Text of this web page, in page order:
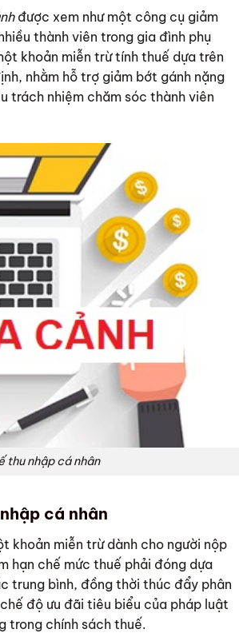
được xem như một công cụ giảm
thành viên trong gia đình phụ
khoản miễn trừ tính thuế dựa trên
nhằm hỗ trợ giảm bớt gánh nặng
trách nhiệm chăm sóc thành viên
thu nhập cá nhân
cá nhân
khoản miễn trừ dành cho người nộp
hạn chế mức thuế phải đóng dựa
trung bình, đồng thời thúc đẩy phân
độ ưu đãi tiêu biểu của pháp luật
trong chính sách thuế.